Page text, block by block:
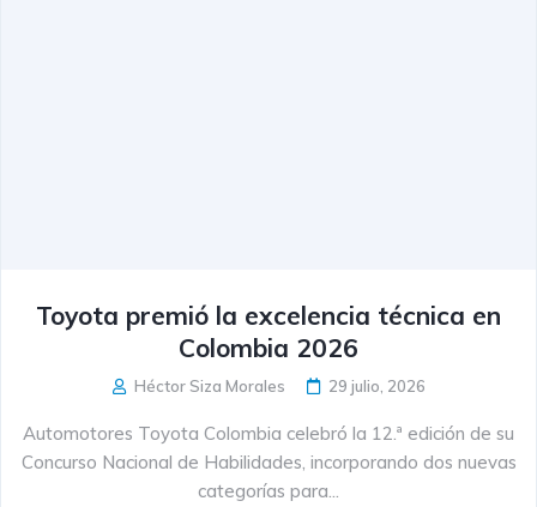
Toyota premió la excelencia técnica en
Colombia 2026
Héctor Siza Morales 29 julio, 2026
Automotores Toyota Colombia celebró la 12.ª edición de su
Concurso Nacional de Habilidades, incorporando dos nuevas
categorías para...